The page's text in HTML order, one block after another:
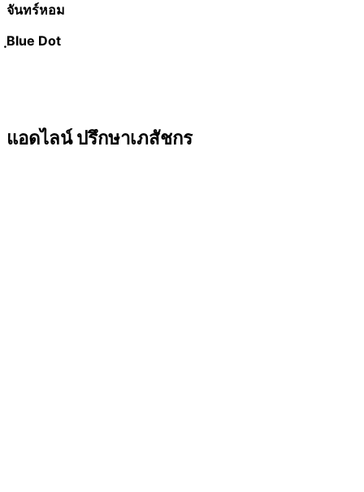
จันทร์หอม
ฺBlue Dot
แอดไลน์ ปรึกษาเภสัชกร